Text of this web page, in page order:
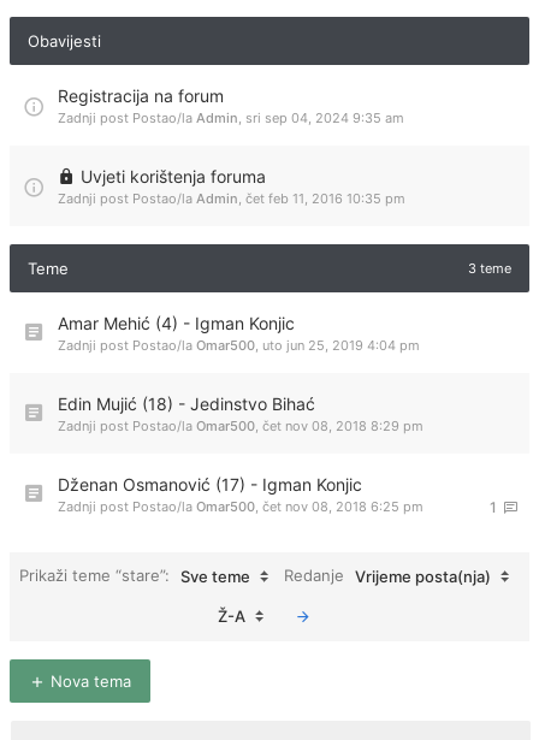
Obavijesti
Registracija na forum
Zadnji post Postao/la Admin, sri sep 04, 2024 9:35 am
Uvjeti korištenja foruma
Zadnji post Postao/la Admin, čet feb 11, 2016 10:35 pm
Teme 3 teme
Amar Mehić (4) - Igman Konjic
Zadnji post Postao/la Omar500, uto jun 25, 2019 4:04 pm
Edin Mujić (18) - Jedinstvo Bihać
Zadnji post Postao/la Omar500, čet nov 08, 2018 8:29 pm
Dženan Osmanović (17) - Igman Konjic
1
Zadnji post Postao/la Omar500, čet nov 08, 2018 6:25 pm
Prikaži teme “stare”: Sve teme Redanje Vrijeme posta(nja)
Ž-A
Nova tema